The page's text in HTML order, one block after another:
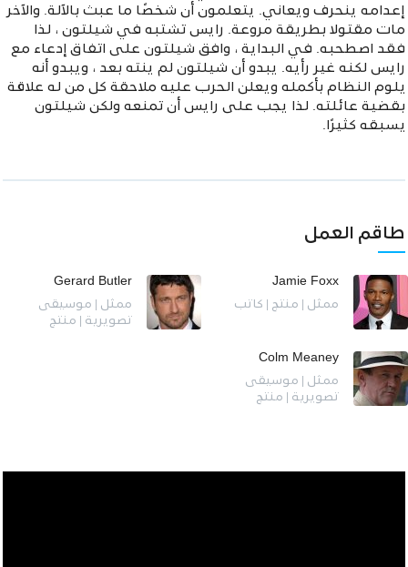
إعدامه ينحرف ويعاني. يتعلمون أن شخصًا ما عبث بالآلة. والآخر
مات مقتولا بطريقة مروعة. رايس تشتبه في شيلتون ، لذا
فقد اصطحبه. في البداية ، وافق شيلتون على اتفاق إدعاء مع
رايس لكنه غير رأيه. يبدو أن شيلتون لم ينته بعد ، ويبدو أنه
يلوم النظام بأكمله ويعلن الحرب عليه ملاحقة كل من له علاقة
بقضية عائلته. لذا يجب على رايس أن تمنعه ولكن شيلتون
يسبقه كثيرًا.
طاقم العمل
Jamie Foxx
ممثل | منتج | كاتب
Gerard Butler
ممثل | موسيقى
تصويرية | منتج
Colm Meaney
ممثل | موسيقى
تصويرية | منتج